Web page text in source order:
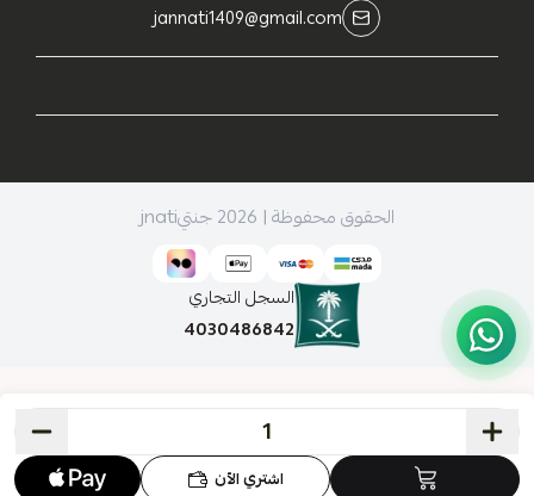
اشتري الآن
jannati1409@gmail.com
الحقوق محفوظة | 2026 جنتيjnati
السجل التجاري
4030486842